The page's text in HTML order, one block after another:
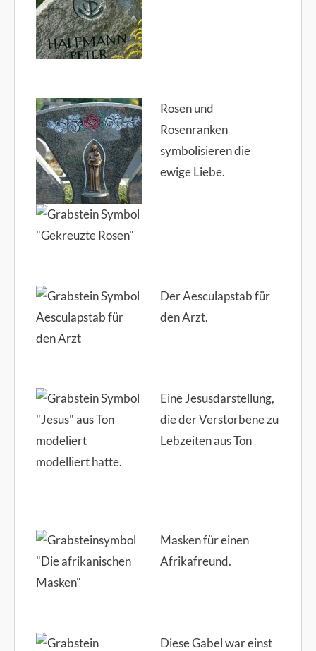
Rosen und
Rosenranken
symbolisieren die
ewige Liebe.
Der Aesculapstab für
den Arzt.
Eine Jesusdarstellung,
die der Verstorbene zu
Lebzeiten aus Ton
modelliert hatte.
Masken für einen
Afrikafreund.
Diese Gabel war einst